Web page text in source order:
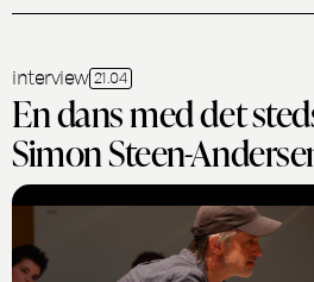
interview 21.04
En dans med det
Simon Steen-